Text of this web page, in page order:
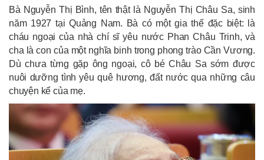
Bà Nguyễn Thị Bình, tên thật là Nguyễn Thị Châu Sa, sinh
năm 1927 tại Quảng Nam. Bà có một gia thế đặc biệt: là
cháu ngoại của nhà chí sĩ yêu nước Phan Châu Trinh, và
cha là con của một nghĩa binh trong phong trào Cần Vương.
Dù chưa từng gặp ông ngoại, cô bé Châu Sa sớm được
nuôi dưỡng tình yêu quê hương, đất nước qua những câu
chuyện kể của mẹ.